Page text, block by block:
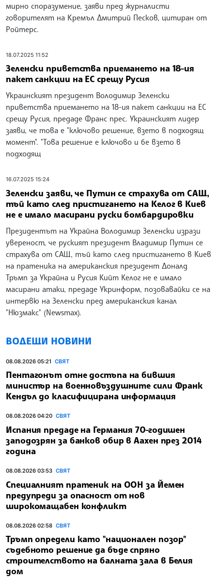
мирно споразумение, заяви пред журналисти
говорителят на Кремъл Дмитрий Песков, цитиран от
Ройтерс.
18.07.2025 11:52
Зеленски приветства приемането на 18-ия
пакет санкции на ЕС срещу Русия
Украинският президент Володимир Зеленски
приветства приемането на 18-ия пакет санкции на ЕС
срещу Русия, предаде Франс прес. Украинският лидер
заяви, че това е "ключово решение, взето в подходящ
момент". "Това решение е ключово и бе взето в
подходящ
16.07.2025 15:24
Зеленски заяви, че Путин се страхува от САЩ,
тъй като след пристигането на Келог в Киев
не е имало масирани руски бомбардировки
Президентът на Украйна Володимир Зеленски изрази
увереност, че руският президент Владимир Путин се
страхува от САЩ, тъй като след пристигането в Киев
на пратеника на американския президент Доналд
Тръмп за Украйна и Русия Кийт Келог не е имало
масирани атаки, предаде Укринформ, позовавайки се на
интервю на Зеленски пред американския канал
"Нюзмакс" (Newsmax).
ВОДЕЩИ НОВИНИ
08.08.2026 05:21 СВЯТ
Пентагонът отне достъпа на бившия
министър на военновъздушните сили Франк
Кендъл до класифицирана информация
08.08.2026 04:20 СВЯТ
Испания предаде на Германия 70-годишен
заподозрян за банков обир в Аахен през 2014
година
08.08.2026 03:53 СВЯТ
Специалният пратеник на ООН за Йемен
предупреди за опасност от нов
широкомащабен конфликт
08.08.2026 02:58 СВЯТ
Тръмп определи като "национален позор"
съдебното решение да бъде спряно
строителството на балната зала в Белия
дом